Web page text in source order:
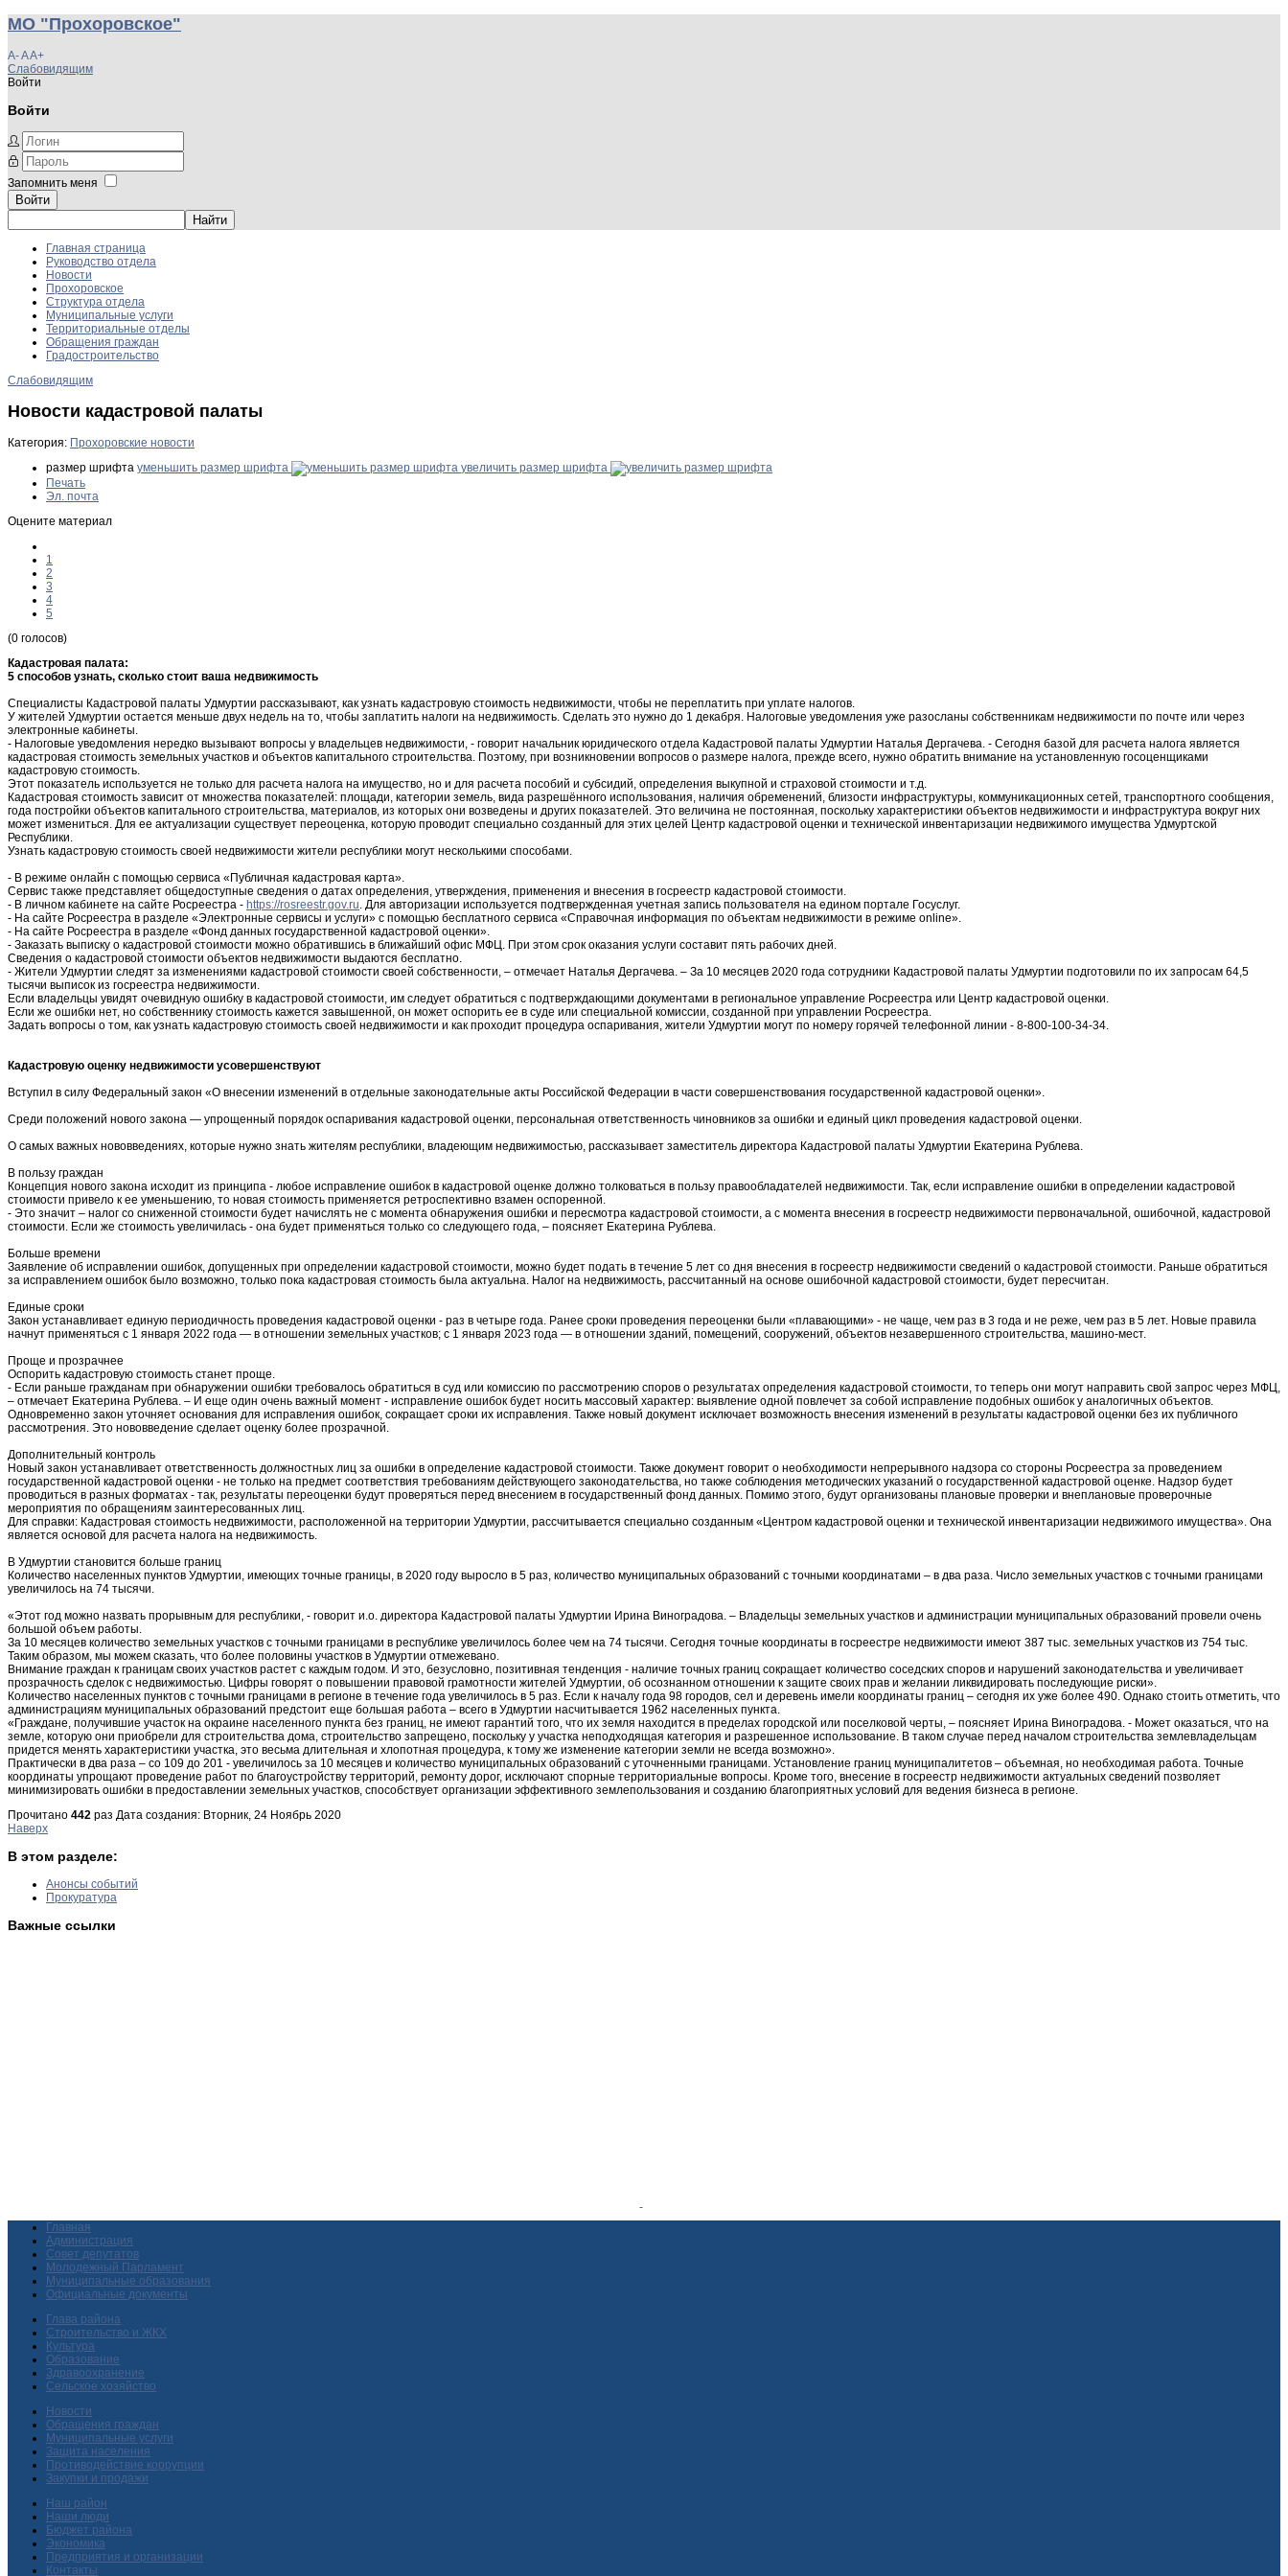
МО "Прохоровское"
A-AA+
Слабовидящим
Войти
Войти
Запомнить меня
Войти
Главная страница
Руководство отдела
Новости
Прохоровское
Структура отдела
Муниципальные услуги
Территориальные отделы
Обращения граждан
Градостроительство
Слабовидящим
Новости кадастровой палаты
Категория: Прохоровские новости
размер шрифта уменьшить размер шрифта
увеличить размер шрифта
Печать
Эл. почта
Оцените материал
1
2
3
4
5
(0 голосов)
Кадастровая палата:
5 способов узнать, сколько стоит ваша недвижимость
Специалисты Кадастровой палаты Удмуртии рассказывают, как узнать кадастровую стоимость недвижимости, чтобы не переплатить при уплате налогов.
У жителей Удмуртии остается меньше двух недель на то, чтобы заплатить налоги на недвижимость. Сделать это нужно до 1 декабря. Налоговые уведомления уже разосланы собственникам недвижимости по почте или через
электронные кабинеты.
- Налоговые уведомления нередко вызывают вопросы у владельцев недвижимости, - говорит начальник юридического отдела Кадастровой палаты Удмуртии Наталья Дергачева. - Сегодня базой для расчета налога является
кадастровая стоимость земельных участков и объектов капитального строительства. Поэтому, при возникновении вопросов о размере налога, прежде всего, нужно обратить внимание на установленную госоценщиками
кадастровую стоимость.
Этот показатель используется не только для расчета налога на имущество, но и для расчета пособий и субсидий, определения выкупной и страховой стоимости и т.д.
Кадастровая стоимость зависит от множества показателей: площади, категории земель, вида разрешённого использования, наличия обременений, близости инфраструктуры, коммуникационных сетей, транспортного сообщения,
года постройки объектов капитального строительства, материалов, из которых они возведены и других показателей. Это величина не постоянная, поскольку характеристики объектов недвижимости и инфраструктура вокруг них
может измениться. Для ее актуализации существует переоценка, которую проводит специально созданный для этих целей Центр кадастровой оценки и технической инвентаризации недвижимого имущества Удмуртской
Республики.
Узнать кадастровую стоимость своей недвижимости жители республики могут несколькими способами.
- В режиме онлайн с помощью сервиса «Публичная кадастровая карта».
Сервис также представляет общедоступные сведения о датах определения, утверждения, применения и внесения в госреестр кадастровой стоимости.
- В личном кабинете на сайте Росреестра - https://rosreestr.gov.ru. Для авторизации используется подтвержденная учетная запись пользователя на едином портале Госуслуг.
- На сайте Росреестра в разделе «Электронные сервисы и услуги» с помощью бесплатного сервиса «Справочная информация по объектам недвижимости в режиме online».
- На сайте Росреестра в разделе «Фонд данных государственной кадастровой оценки».
- Заказать выписку о кадастровой стоимости можно обратившись в ближайший офис МФЦ. При этом срок оказания услуги составит пять рабочих дней.
Сведения о кадастровой стоимости объектов недвижимости выдаются бесплатно.
- Жители Удмуртии следят за изменениями кадастровой стоимости своей собственности, – отмечает Наталья Дергачева. – За 10 месяцев 2020 года сотрудники Кадастровой палаты Удмуртии подготовили по их запросам 64,5
тысячи выписок из госреестра недвижимости.
Если владельцы увидят очевидную ошибку в кадастровой стоимости, им следует обратиться с подтверждающими документами в региональное управление Росреестра или Центр кадастровой оценки.
Если же ошибки нет, но собственнику стоимость кажется завышенной, он может оспорить ее в суде или специальной комиссии, созданной при управлении Росреестра.
Задать вопросы о том, как узнать кадастровую стоимость своей недвижимости и как проходит процедура оспаривания, жители Удмуртии могут по номеру горячей телефонной линии - 8-800-100-34-34.
Кадастровую оценку недвижимости усовершенствуют
Вступил в силу Федеральный закон «О внесении изменений в отдельные законодательные акты Российской Федерации в части совершенствования государственной кадастровой оценки».
Среди положений нового закона — упрощенный порядок оспаривания кадастровой оценки, персональная ответственность чиновников за ошибки и единый цикл проведения кадастровой оценки.
О самых важных нововведениях, которые нужно знать жителям республики, владеющим недвижимостью, рассказывает заместитель директора Кадастровой палаты Удмуртии Екатерина Рублева.
В пользу граждан
Концепция нового закона исходит из принципа - любое исправление ошибок в кадастровой оценке должно толковаться в пользу правообладателей недвижимости. Так, если исправление ошибки в определении кадастровой
стоимости привело к ее уменьшению, то новая стоимость применяется ретроспективно взамен оспоренной.
- Это значит – налог со сниженной стоимости будет начислять не с момента обнаружения ошибки и пересмотра кадастровой стоимости, а с момента внесения в госреестр недвижимости первоначальной, ошибочной, кадастровой
стоимости. Если же стоимость увеличилась - она будет применяться только со следующего года, – поясняет Екатерина Рублева.
Больше времени
Заявление об исправлении ошибок, допущенных при определении кадастровой стоимости, можно будет подать в течение 5 лет со дня внесения в госреестр недвижимости сведений о кадастровой стоимости. Раньше обратиться
за исправлением ошибок было возможно, только пока кадастровая стоимость была актуальна. Налог на недвижимость, рассчитанный на основе ошибочной кадастровой стоимости, будет пересчитан.
Единые сроки
Закон устанавливает единую периодичность проведения кадастровой оценки - раз в четыре года. Ранее сроки проведения переоценки были «плавающими» - не чаще, чем раз в 3 года и не реже, чем раз в 5 лет. Новые правила
начнут применяться с 1 января 2022 года — в отношении земельных участков; с 1 января 2023 года — в отношении зданий, помещений, сооружений, объектов незавершенного строительства, машино-мест.
Проще и прозрачнее
Оспорить кадастровую стоимость станет проще.
- Если раньше гражданам при обнаружении ошибки требовалось обратиться в суд или комиссию по рассмотрению споров о результатах определения кадастровой стоимости, то теперь они могут направить свой запрос через МФЦ,
– отмечает Екатерина Рублева. – И еще один очень важный момент - исправление ошибок будет носить массовый характер: выявление одной повлечет за собой исправление подобных ошибок у аналогичных объектов.
Одновременно закон уточняет основания для исправления ошибок, сокращает сроки их исправления. Также новый документ исключает возможность внесения изменений в результаты кадастровой оценки без их публичного
рассмотрения. Это нововведение сделает оценку более прозрачной.
Дополнительный контроль
Новый закон устанавливает ответственность должностных лиц за ошибки в определение кадастровой стоимости. Также документ говорит о необходимости непрерывного надзора со стороны Росреестра за проведением
государственной кадастровой оценки - не только на предмет соответствия требованиям действующего законодательства, но также соблюдения методических указаний о государственной кадастровой оценке. Надзор будет
проводиться в разных форматах - так, результаты переоценки будут проверяться перед внесением в государственный фонд данных. Помимо этого, будут организованы плановые проверки и внеплановые проверочные
мероприятия по обращениям заинтересованных лиц.
Для справки: Кадастровая стоимость недвижимости, расположенной на территории Удмуртии, рассчитывается специально созданным «Центром кадастровой оценки и технической инвентаризации недвижимого имущества». Она
является основой для расчета налога на недвижимость.
В Удмуртии становится больше границ
Количество населенных пунктов Удмуртии, имеющих точные границы, в 2020 году выросло в 5 раз, количество муниципальных образований с точными координатами – в два раза. Число земельных участков с точными границами
увеличилось на 74 тысячи.
«Этот год можно назвать прорывным для республики, - говорит и.о. директора Кадастровой палаты Удмуртии Ирина Виноградова. – Владельцы земельных участков и администрации муниципальных образований провели очень
большой объем работы.
За 10 месяцев количество земельных участков с точными границами в республике увеличилось более чем на 74 тысячи. Сегодня точные координаты в госреестре недвижимости имеют 387 тыс. земельных участков из 754 тыс.
Таким образом, мы можем сказать, что более половины участков в Удмуртии отмежевано.
Внимание граждан к границам своих участков растет с каждым годом. И это, безусловно, позитивная тенденция - наличие точных границ сокращает количество соседских споров и нарушений законодательства и увеличивает
прозрачность сделок с недвижимостью. Цифры говорят о повышении правовой грамотности жителей Удмуртии, об осознанном отношении к защите своих прав и желании ликвидировать последующие риски».
Количество населенных пунктов с точными границами в регионе в течение года увеличилось в 5 раз. Если к началу года 98 городов, сел и деревень имели координаты границ – сегодня их уже более 490. Однако стоить отметить, что
администрациям муниципальных образований предстоит еще большая работа – всего в Удмуртии насчитывается 1962 населенных пункта.
«Граждане, получившие участок на окраине населенного пункта без границ, не имеют гарантий того, что их земля находится в пределах городской или поселковой черты, – поясняет Ирина Виноградова. - Может оказаться, что на
земле, которую они приобрели для строительства дома, строительство запрещено, поскольку у участка неподходящая категория и разрешенное использование. В таком случае перед началом строительства землевладельцам
придется менять характеристики участка, это весьма длительная и хлопотная процедура, к тому же изменение категории земли не всегда возможно».
Практически в два раза – со 109 до 201 - увеличилось за 10 месяцев и количество муниципальных образований с уточненными границами. Установление границ муниципалитетов – объемная, но необходимая работа. Точные
координаты упрощают проведение работ по благоустройству территорий, ремонту дорог, исключают спорные территориальные вопросы. Кроме того, внесение в госреестр недвижимости актуальных сведений позволяет
минимизировать ошибки в предоставлении земельных участков, способствует организации эффективного землепользования и созданию благоприятных условий для ведения бизнеса в регионе.
Прочитано 442 раз Дата создания: Вторник, 24 Ноябрь 2020
Наверх
В этом разделе:
Анонсы событий
Прокуратура
Важные ссылки
Главная
Администрация
Совет депутатов
Молодежный Парламент
Муниципальные образования
Официальные документы
Глава района
Строительство и ЖКХ
Культура
Образование
Здравоохранение
Сельское хозяйство
Новости
Обращения граждан
Муниципальные услуги
Защита населения
Противодействие коррупции
Закупки и продажи
Наш район
Наши люди
Бюджет района
Экономика
Предприятия и организации
Контакты